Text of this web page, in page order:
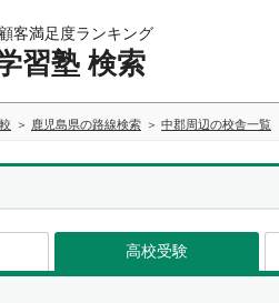
客満足度ランキング
習塾 検索
鹿児島県の路線検索 中郡周辺の校舎一覧
高校受験